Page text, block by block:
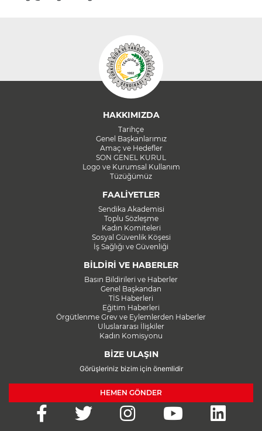
HAKKIMIZDA
Tarihçe
Genel Başkanlarımız
Amaç ve Hedefler
SON GENEL KURUL
Logo ve Kurumsal Kullanım
Tüzüğümüz
FAALİYETLER
Sendika Akademisi
Toplu Sözleşme
Kadın Komiteleri
Sosyal Güvenlik Köşesi
İş Sağlığı ve Güvenliği
BİLDİRİ VE HABERLER
Basın Bildirileri ve Haberler
Genel Başkandan
TİS Haberleri
Eğitim Haberleri
Örgütlenme Grev ve Eylemlerden Haberler
Uluslararası İlişkiler
Kadın Komisyonu
BİZE ULAŞIN
Görüşleriniz bizim için önemlidir
HEMEN GÖNDER